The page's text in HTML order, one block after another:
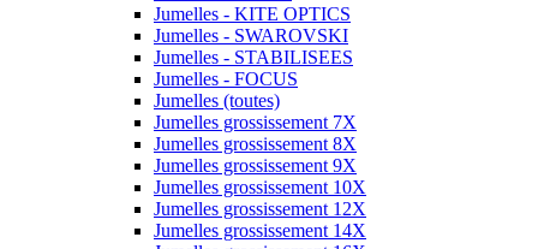
Jumelles - KITE OPTICS
Jumelles - SWAROVSKI
Jumelles - STABILISEES
Jumelles - FOCUS
Jumelles (toutes)
Jumelles grossissement 7X
Jumelles grossissement 8X
Jumelles grossissement 9X
Jumelles grossissement 10X
Jumelles grossissement 12X
Jumelles grossissement 14X